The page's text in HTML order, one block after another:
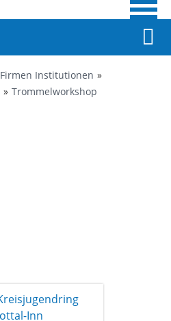
Firmen Institutionen
Trommelworkshop